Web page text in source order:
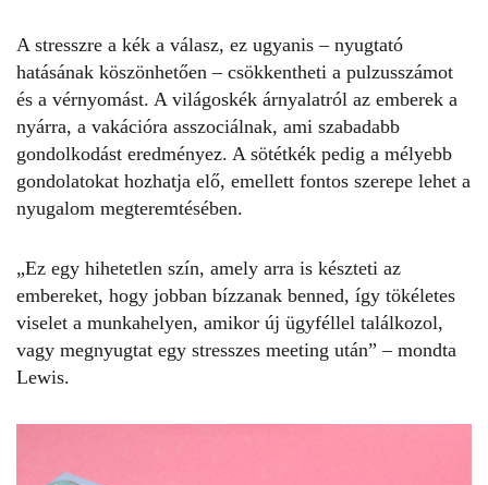
A stresszre a kék a válasz, ez ugyanis – nyugtató
hatásának köszönhetően – csökkentheti a pulzusszámot
és a vérnyomást. A világoskék árnyalatról az emberek a
nyárra, a vakációra asszociálnak, ami szabadabb
gondolkodást eredményez. A sötétkék pedig a mélyebb
gondolatokat hozhatja elő, emellett fontos szerepe lehet a
nyugalom megteremtésében.
„Ez egy hihetetlen szín, amely arra is készteti az
embereket, hogy jobban bízzanak benned, így tökéletes
viselet a munkahelyen, amikor új ügyféllel találkozol,
vagy megnyugtat egy stresszes meeting után” – mondta
Lewis.